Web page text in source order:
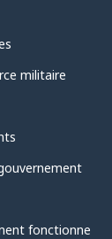
militaire
fonctionne